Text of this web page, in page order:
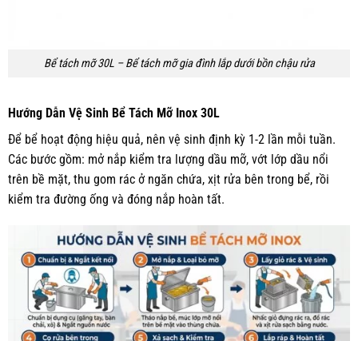
Bể tách mỡ 30L – Bể tách mỡ gia đình lắp dưới bồn chậu rửa
Hướng Dẫn Vệ Sinh Bể Tách Mỡ Inox 30L
Để bể hoạt động hiệu quả, nên vệ sinh định kỳ 1-2 lần mỗi tuần.
Các bước gồm: mở nắp kiểm tra lượng dầu mỡ, vớt lớp dầu nổi
trên bề mặt, thu gom rác ở ngăn chứa, xịt rửa bên trong bể, rồi
kiểm tra đường ống và đóng nắp hoàn tất.